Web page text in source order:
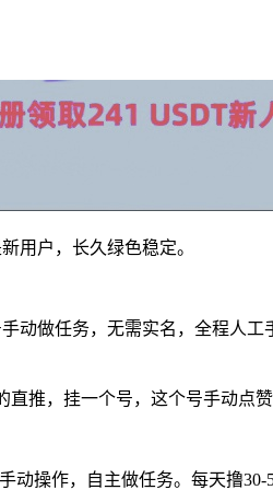
用户，长久绿色稳定。
动做任务，无需实名，全程人
推，挂一个号，这个号手动点
动操作，自主做任务。每天撸30-